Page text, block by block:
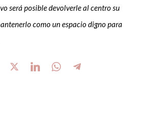
será posible devolverle al centro su
como un espacio digno para